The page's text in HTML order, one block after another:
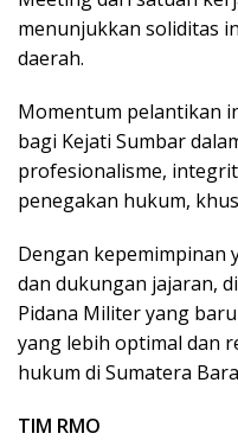
menunjukkan soliditas
daerah.
Momentum pelantikan
bagi Kejati Sumbar
profesionalisme,
penegakan hukum,
Dengan kepemimpinan
dan dukungan jajaran,
Pidana Militer yang
yang lebih optimal dan
hukum di Sumatera
TIM RMO